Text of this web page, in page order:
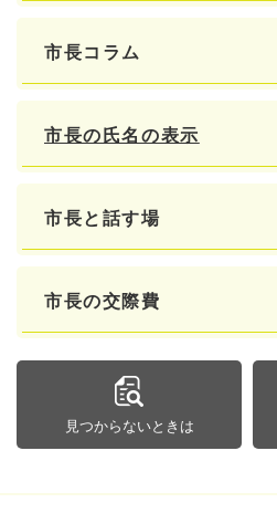
市長コラム
市長の氏名の表示
市長と話す場
市長の交際費
見つからないときは